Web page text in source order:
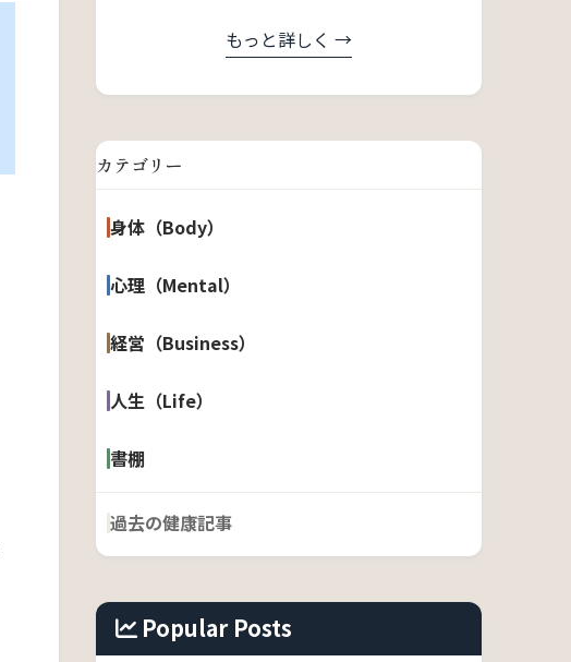
もっと詳しく →
カテゴリー
身体（Body）
心理（Mental）
経営（Business）
人生（Life）
書棚
過去の健康記事
Popular Posts